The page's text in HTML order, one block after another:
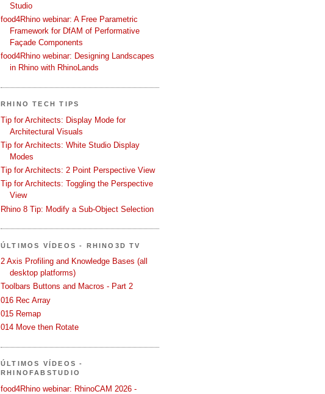
Studio
food4Rhino webinar: A Free Parametric
Framework for DfAM of Performative
Façade Components
food4Rhino webinar: Designing Landscapes
in Rhino with RhinoLands
RHINO TECH TIPS
Tip for Architects: Display Mode for
Architectural Visuals
Tip for Architects: White Studio Display
Modes
Tip for Architects: 2 Point Perspective View
Tip for Architects: Toggling the Perspective
View
Rhino 8 Tip: Modify a Sub-Object Selection
ÚLTIMOS VÍDEOS - RHINO3D TV
2 Axis Profiling and Knowledge Bases (all
desktop platforms)
Toolbars Buttons and Macros - Part 2
016 Rec Array
015 Remap
014 Move then Rotate
ÚLTIMOS VÍDEOS -
RHINOFABSTUDIO
food4Rhino webinar: RhinoCAM 2026 -